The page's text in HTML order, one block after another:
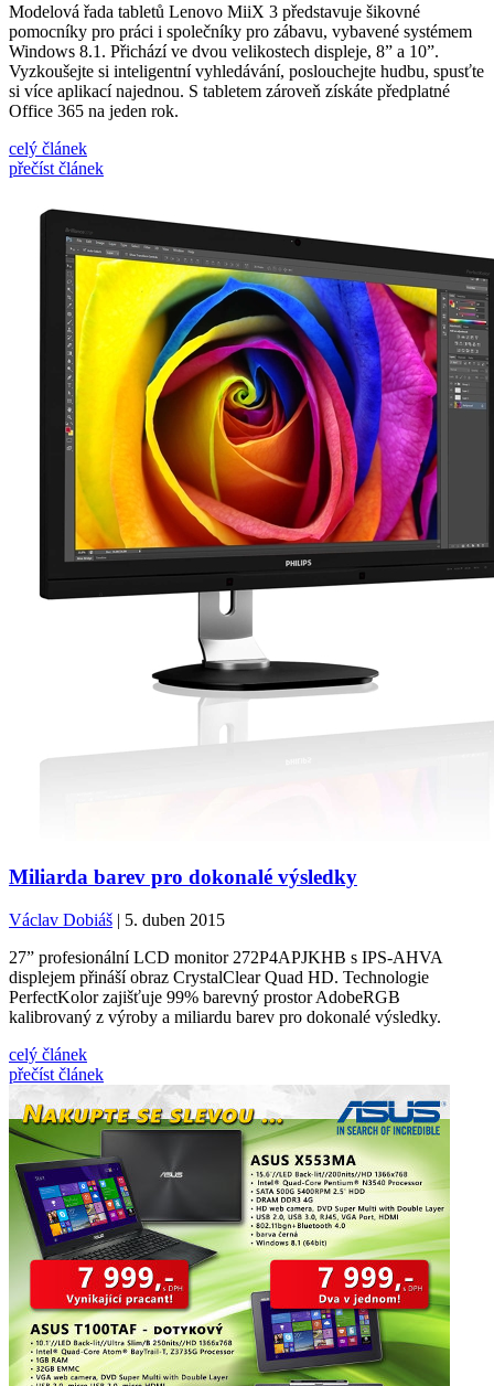
Modelová řada tabletů Lenovo MiiX 3 představuje šikovné
pomocníky pro práci i společníky pro zábavu, vybavené systémem
Windows 8.1. Přichází ve dvou velikostech displeje, 8” a 10”.
Vyzkoušejte si inteligentní vyhledávání, poslouchejte hudbu, spusťte
si více aplikací najednou. S tabletem zároveň získáte předplatné
Office 365 na jeden rok.
celý článek
přečíst článek
Miliarda barev pro dokonalé výsledky
Václav Dobiáš | 5. duben 2015
27” profesionální LCD monitor 272P4APJKHB s IPS-AHVA
displejem přináší obraz CrystalClear Quad HD. Technologie
PerfectKolor zajišťuje 99% barevný prostor AdobeRGB
kalibrovaný z výroby a miliardu barev pro dokonalé výsledky.
celý článek
přečíst článek